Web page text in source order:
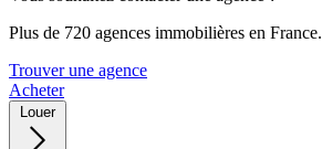
Plus de 720 agences immobilières en France.
Trouver une agence
Acheter
Louer